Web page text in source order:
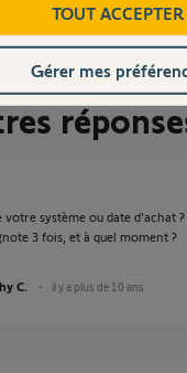
des internautes ont trouvé
votre système ou date d'achat ?
3 fois, et à quel moment ?
C. il y a plus de 10 ans
TOUT ACCEPTER
Gérer mes